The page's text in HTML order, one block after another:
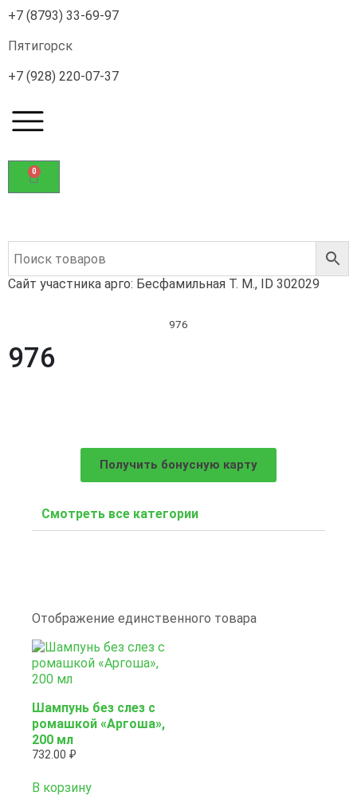
+7 (8793) 33-69-97
Пятигорск
+7 (928) 220-07-37
0
Сайт участника арго: Бесфамильная Т. М., ID 302029
976
976
Получить бонусную карту
Смотреть все категории
Отображение единственного товара
Шампунь без слез с
ромашкой «Аргоша»,
200 мл
732.00 ₽
В корзину